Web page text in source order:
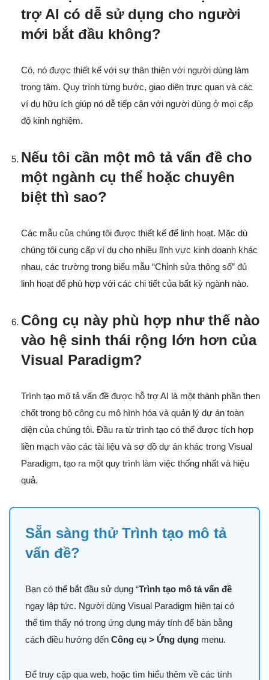
trợ AI có dễ sử dụng cho người
mới bắt đầu không?
Có, nó được thiết kế với sự thân thiện với người dùng làm
trọng tâm. Quy trình từng bước, giao diện trực quan và các
ví dụ hữu ích giúp nó dễ tiếp cận với người dùng ở mọi cấp
độ kinh nghiệm.
Nếu tôi cần một mô tả vấn đề cho
một ngành cụ thể hoặc chuyên
biệt thì sao?
Các mẫu của chúng tôi được thiết kế để linh hoạt. Mặc dù
chúng tôi cung cấp ví dụ cho nhiều lĩnh vực kinh doanh khác
nhau, các trường trong biểu mẫu “Chỉnh sửa thông số” đủ
linh hoạt để phù hợp với các chi tiết của bất kỳ ngành nào.
Công cụ này phù hợp như thế nào
vào hệ sinh thái rộng lớn hơn của
Visual Paradigm?
Trình tạo mô tả vấn đề được hỗ trợ AI là một thành phần then
chốt trong bộ công cụ mô hình hóa và quản lý dự án toàn
diện của chúng tôi. Đầu ra từ trình tạo có thể được tích hợp
liền mạch vào các tài liệu và sơ đồ dự án khác trong Visual
Paradigm, tạo ra một quy trình làm việc thống nhất và hiệu
quả.
Sẵn sàng thử Trình tạo mô tả
vấn đề?
Bạn có thể bắt đầu sử dụng “Trình tạo mô tả vấn đề
ngay lập tức. Người dùng Visual Paradigm hiện tại có
thể tìm thấy nó trong ứng dụng máy tính để bàn bằng
cách điều hướng đến Công cụ > Ứng dụng menu.
Để truy cập qua web, hoặc tìm hiểu thêm về các tính